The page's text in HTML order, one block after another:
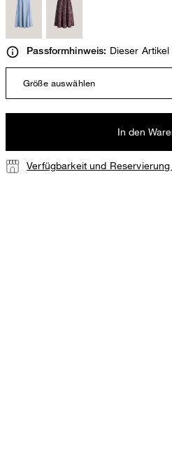
Passformhinweis: Dieser
Größe auswählen
In den
Verfügbarkeit und